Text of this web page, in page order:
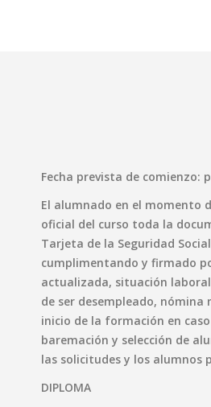
Fecha prevista de comienzo:
El alumnado en el momento
oficial del curso toda la
Tarjeta de la Seguridad
cumplimentando y firmado
actualizada, situación
de ser desempleado,
inicio de la formación en
baremación y selección de
las solicitudes y los alumnos
DIPLOMA